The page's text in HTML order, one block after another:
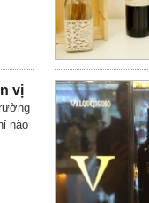
vị
nào